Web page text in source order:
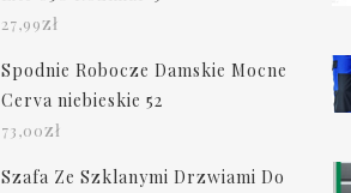
27,99zł
Spodnie Robocze Damskie Mocne
Cerva niebieskie 52
73,00zł
Szafa Ze Szklanymi Drzwiami Do